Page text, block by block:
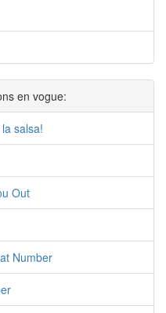
en vogue:
salsa!
Out
Number